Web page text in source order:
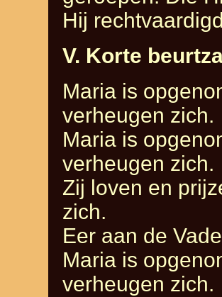
Hij
V. Korte
Maria is
verheugen zich.
Maria is
verheugen zich.
Zij loven en
zich.
Eer aan de
Maria is
verheugen zich.